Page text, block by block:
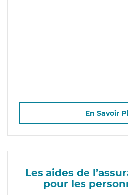
En Savoir
Les aides de
pour les